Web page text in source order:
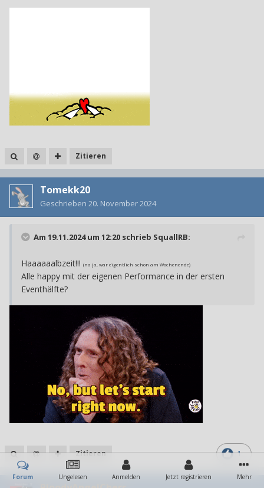
Zitieren
Tomekk20
Geschrieben 20. November 2024
Am 19.11.2024 um 12:20 schrieb SquallRB:
Haaaaaalbzeit!!! (na ja, war eigentlich schon am Wochenende)
Alle happy mit der eigenen Performance in der ersten
Eventhälfte?
1
Zitieren
Forum Ungelesen Anmelden Jetzt registrieren Mehr